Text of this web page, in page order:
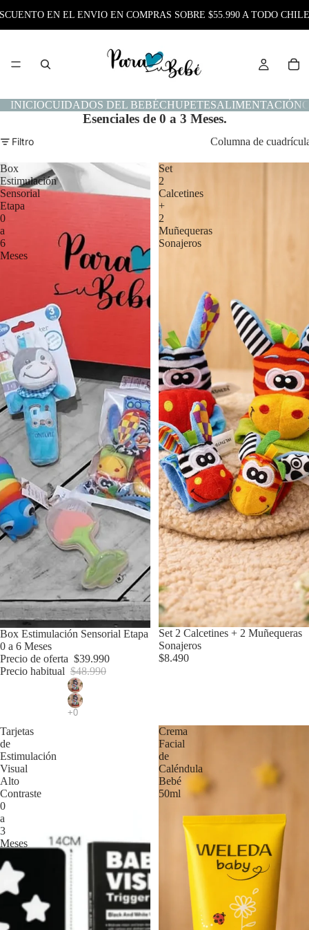
EN EL ENVIO EN COMPRAS SOBRE $55.990 A TODO CHILE
INICIOCUIDADOS DEL BEBÉCHUPETESALIMENTACIÓN
Esenciales de 0 a 3 Meses.
Filtro Columna de
Box
Estimulación
Sensorial
Etapa
0
a
6
Meses
Oferta
Box Estimulación Sensorial Etapa
0 a 6 Meses
Precio de oferta $39.990
Precio habitual $48.990
Set
2
Calcetines
+
2
Muñequeras
Sonajeros
Set 2 Calcetines + 2 Muñequeras
Sonajeros
$8.490
Tarjetas
de
Estimulación
Visual
Alto
Contraste
0
a
3
Meses
Crema
Facial
de
Caléndula
Bebé
50ml